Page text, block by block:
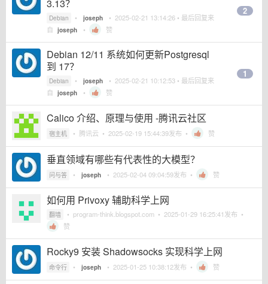
3.13？
Debian • joseph • 2025-02-21 13:14:26 • 最后回复来
自 joseph • 赞
2
Debian 12/11 系统如何更新Postgresql
到 17？
Debian • joseph • 2025-02-21 10:12:53 • 最后回复来
自 joseph • 赞
1
Calico 介绍、原理与使用 -腾讯云社区
宿主机 • 腾讯云 • 2025-02-19 15:44:39发布 • 赞
垂直领域有哪些有代表性的大模型？
问与答 • joseph • 2025-02-04 09:04:59发布 • 赞
如何用 Privoxy 辅助科学上网
翻墙 • program-think.blogspot.com • 2025-01-29 16:25:41发布 •
赞
Rocky9 安装 Shadowsocks 实现科学上网
命令行 • joseph • 2025-01-25 10:38:12发布 • 赞